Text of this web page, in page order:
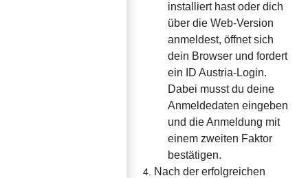
installiert hast oder dich
über die Web-Version
anmeldest, öffnet sich
dein Browser und fordert
ein ID Austria-Login.
Dabei musst du deine
Anmeldedaten eingeben
und die Anmeldung mit
einem zweiten Faktor
bestätigen.
Nach der erfolgreichen